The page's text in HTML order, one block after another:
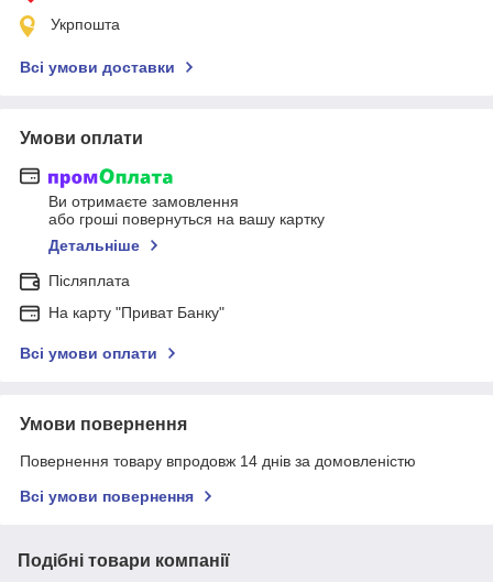
Укрпошта
Всі умови доставки
Умови оплати
Ви отримаєте замовлення
або гроші повернуться на вашу картку
Детальніше
Післяплата
На карту "Приват Банку"
Всі умови оплати
Умови повернення
Повернення товару впродовж 14 днів за домовленістю
Всі умови повернення
Подібні товари компанії